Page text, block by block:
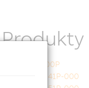
VFC42040.000P
VSC122001.041P-000